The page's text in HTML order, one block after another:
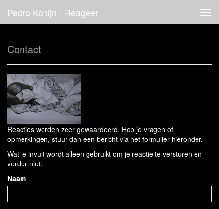
Pedro Konijn - Reageer
Contact
Reacties worden zeer gewaardeerd. Heb je vragen of
opmerkingen, stuur dan een bericht via het formulier hieronder.
Wat je invult wordt alleen gebruikt om je reactie te versturen en
verder niet.
Naam